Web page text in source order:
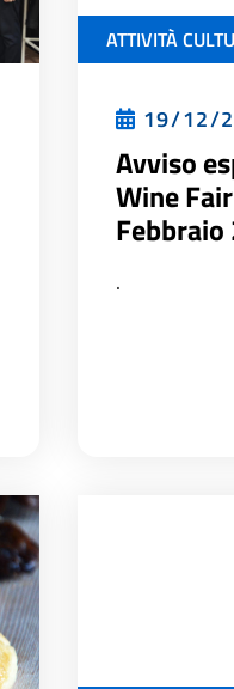
ATTIVITÀ
19/12/
Avviso
Wine
Febbraio
.